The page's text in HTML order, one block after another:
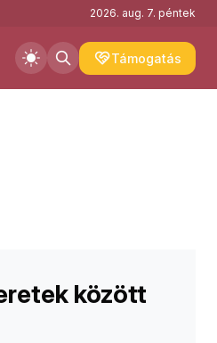
2026. aug. 7. péntek
Támogatás
között